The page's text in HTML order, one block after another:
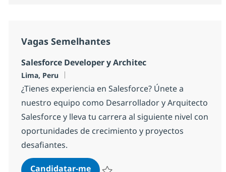
Vagas Semelhantes
Salesforce Developer y Architec
Localização
Lima, Peru
¿Tienes experiencia en Salesforce? Únete a
nuestro equipo como Desarrollador y Arquitecto
Salesforce y lleva tu carrera al siguiente nivel con
oportunidades de crecimiento y proyectos
desafiantes.
Candidatar-meSalesforce Developer y Architec